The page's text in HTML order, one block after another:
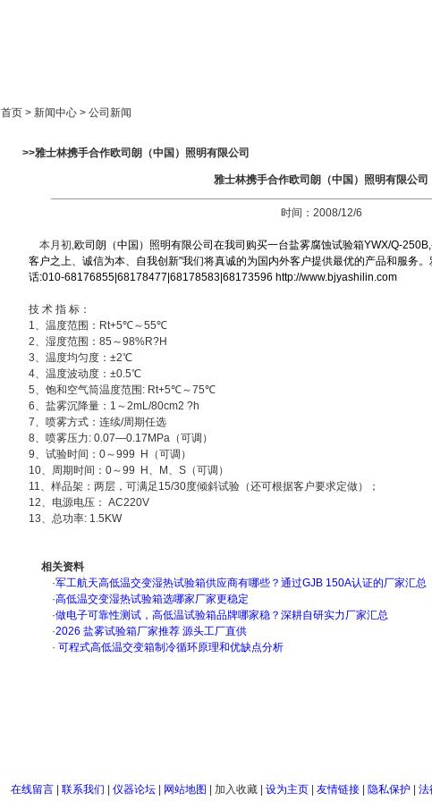
首页 > 新闻中心 > 公司新闻
>>雅士林携手合作欧司朗（中国）照明有限公司
雅士林携手合作欧司朗（中国）照明有限公司
时间：2008/12/6
本月初,欧司朗（中国）照明有限公司在我司购买一台盐雾腐蚀试验箱YWX/Q-
客户之上、诚信为本、自我创新"我们将真诚的为国内外客户提供最优的产品和服务
话:010-68176855|68178477|68178583|68173596 http://www.bjyashilin.com
技 术 指 标：
1、温度范围：Rt+5℃～55℃
2、湿度范围：85～98%R?H
3、温度均匀度：±2℃
4、温度波动度：±0.5℃
5、饱和空气筒温度范围: Rt+5℃～75℃
6、盐雾沉降量：1～2mL/80cm2 ?h
7、喷雾方式：连续/周期任选
8、喷雾压力: 0.07—0.17MPa（可调）
9、试验时间：0～999 H（可调）
10、周期时间：0～99 H、M、S（可调）
11、样品架：两层，可满足15/30度倾斜试验（还可根据客户要求定做）；
12、电源电压： AC220V
13、总功率: 1.5KW
相关资料
·军工航天高低温交变湿热试验箱供应商有哪些？通过GJB 150A认证的厂家汇总
·高低温交变湿热试验箱选哪家厂家更稳定
·做电子可靠性测试，高低温试验箱品牌哪家稳？深耕自研实力厂家汇总
·2026 盐雾试验箱厂家推荐 源头工厂直供
· 可程式高低温交变箱制冷循环原理和优缺点分析
在线留言| 联系我们 仪器论坛| 网站地图 加入收藏| 设为主页| 友情链接| 隐私保护| 法